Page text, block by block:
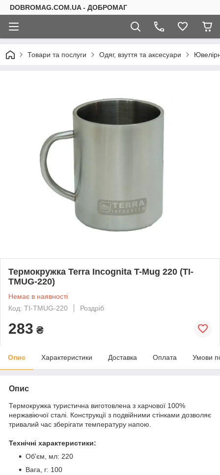
DOBROMAG.COM.UA - ДОБРОМАГ
Товари та послуги Одяг, взуття та аксесуари
Термокружка Terra Incognita T-Mug 220 (TI-
TMUG-220)
Немає в наявності
Код: TI-TMUG-220
Роздріб
283 ₴
Опис Характеристики Доставка Оплата Умови
Опис
Термокружка туристична виготовлена з харчової 100%
нержавіючої сталі. Конструкції з подвійними стінками дозволяє
тривалий час зберігати температуру напою.
Технічні характеристики:
Об'єм, мл: 220
Вага, г: 100